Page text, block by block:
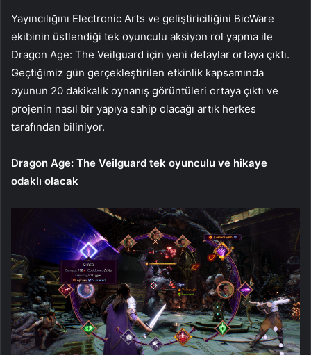
Yayıncılığını Electronic Arts ve geliştiriciliğini BioWare
ekibinin üstlendiği tek oyunculu aksiyon rol yapma ile
Dragon Age: The Veilguard için yeni detaylar ortaya çıktı.
Geçtiğimiz gün gerçekleştirilen etkinlik kapsamında
oyunun 20 dakikalık oynanış görüntüleri ortaya çıktı ve
projenin nasıl bir yapıya sahip olacağı artık herkes
tarafından biliniyor.
Dragon Age: The Veilguard tek oyunculu ve hikaye
odaklı olacak